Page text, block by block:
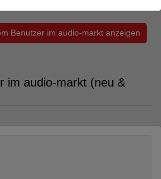
Benutzer im audio-markt anzeigen
im audio-markt (neu &